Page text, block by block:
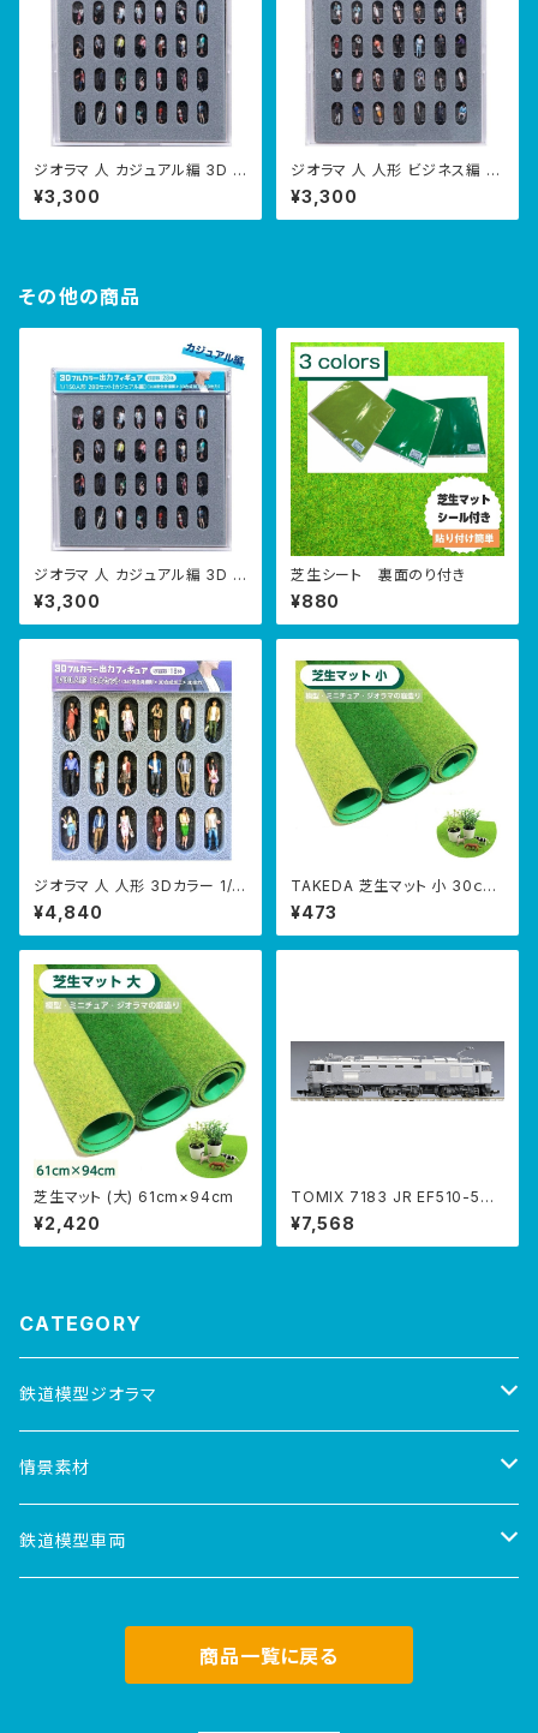
ジオラマ 人 カジュアル編 3D フ
ルカラー 1/150 人体 28体入り
¥3,300
ジオラマ 人 人形 ビジネス編 3
D フルカラー 1/150 人体 28体
入り
¥3,300
その他の商品
ジオラマ 人 カジュアル編 3D フ
ルカラー 1/150 人体 28体入り
¥3,300
芝生シート 裏面のり付き
¥880
ジオラマ 人 人形 3Dカラー 1/8
0 18Aセット 18体入り 55-007
0
¥4,840
TAKEDA 芝生マット 小 30ｃｍ
×30ｃｍ
¥473
芝生マット (大) 61cm×94cm
¥2,420
TOMIX 7183 JR EF510-500
形電気機関車(JR貨物仕様・銀
色)
¥7,568
CATEGORY
鉄道模型ジオラマ
Nゲージ
情景素材
情景マット
鉄道模型車両
ディーゼル機関車
商品一覧に戻る